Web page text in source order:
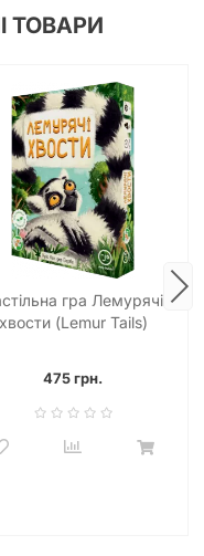
ТОВАРИ
гра Лемурячі
хвости (Lemur Tails)
475 грн.